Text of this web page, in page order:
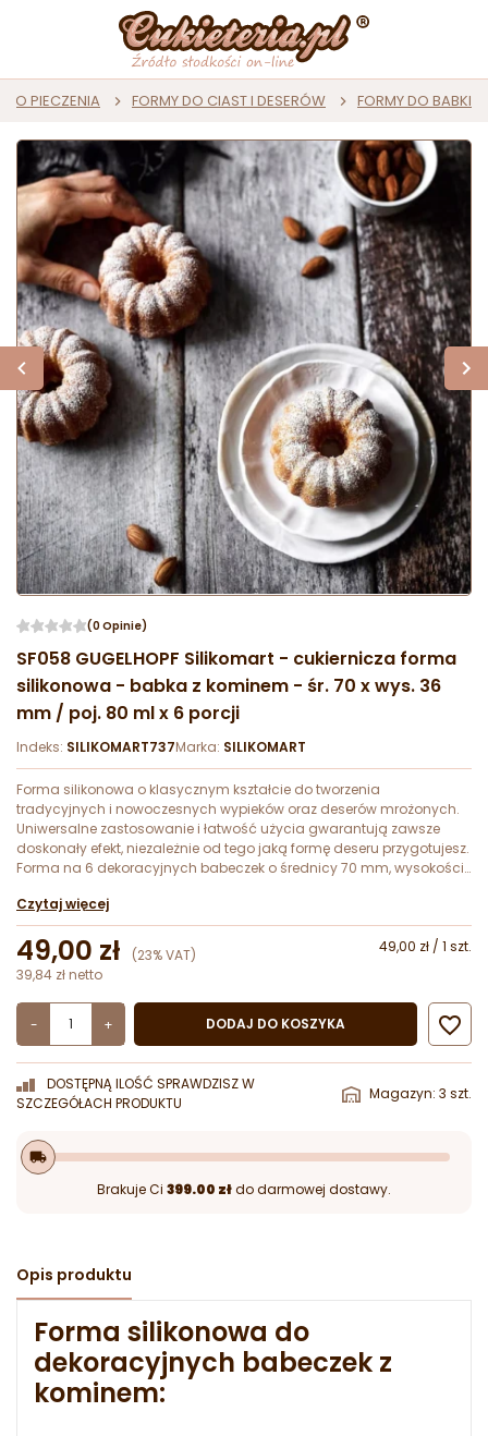
DO PIECZENIA FORMY DO CIAST I DESERÓW FORMY DO BABKI
(0 Opinie)
SF058 GUGELHOPF Silikomart - cukiernicza forma
silikonowa - babka z kominem - śr. 70 x wys. 36
mm / poj. 80 ml x 6 porcji
Indeks: SILIKOMART737Marka: SILIKOMART
Forma silikonowa o klasycznym kształcie do tworzenia
tradycyjnych i nowoczesnych wypieków oraz deserów mrożonych.
Uniwersalne zastosowanie i łatwość użycia gwarantują zawsze
doskonały efekt, niezależnie od tego jaką formę deseru przygotujesz.
Forma na 6 dekoracyjnych babeczek o średnicy 70 mm, wysokości
Czytaj więcej
49,00 zł (23% VAT)
49,00 zł / 1 szt.
39,84 zł netto
- + DODAJ DO KOSZYKA 
DOSTĘPNĄ ILOŚĆ SPRAWDZISZ W
SZCZEGÓŁACH PRODUKTU
Magazyn: 3 szt.
local_shipping
Brakuje Ci 399.00 złdo darmowej dostawy.
Opis produktu
Forma silikonowa do
dekoracyjnych babeczek z
kominem: